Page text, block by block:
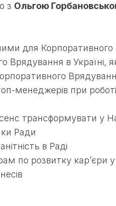
з Ольгою
для
Врядування в Україні,
менеджерів при
трансформувати у
Ради
в Раді
по розвитку кар’єри